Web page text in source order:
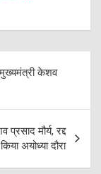
केशव
मौर्य, रद्द
किया अयोध्या दौरा